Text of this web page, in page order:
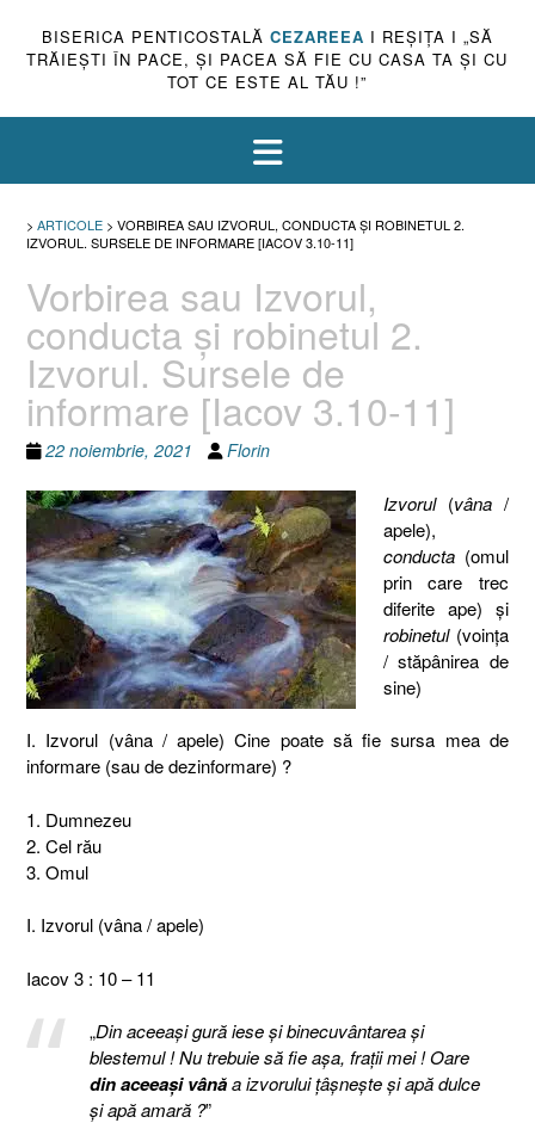
BISERICA PENTICOSTALĂ CEZAREEA I REŞIŢA I „SĂ
TRĂIEŞTI ÎN PACE, ŞI PACEA SĂ FIE CU CASA TA ŞI CU
TOT CE ESTE AL TĂU !”
> ARTICOLE > VORBIREA SAU IZVORUL, CONDUCTA ŞI ROBINETUL 2.
IZVORUL. SURSELE DE INFORMARE [IACOV 3.10-11]
Vorbirea sau Izvorul,
conducta şi robinetul 2.
Izvorul. Sursele de
informare [Iacov 3.10-11]
22 noiembrie, 2021 Florin
Izvorul(vâna/
apele),
conducta(omul
prin care trec
diferite ape) şi
robinetul(voinţa
/ stăpânirea de
sine)
I. Izvorul (vâna / apele) Cine poate să fie sursa mea de
informare (sau de dezinformare) ?
1. Dumnezeu
2. Cel rău
3. Omul
I. Izvorul (vâna / apele)
Iacov 3 : 10 – 11
„Din aceeaşi gură iese şi binecuvântarea şi
blestemul ! Nu trebuie să fie aşa, fraţii mei ! Oare
din aceeaşi vânăa izvorului ţâşneşte şi apă dulce
şi apă amară ?”